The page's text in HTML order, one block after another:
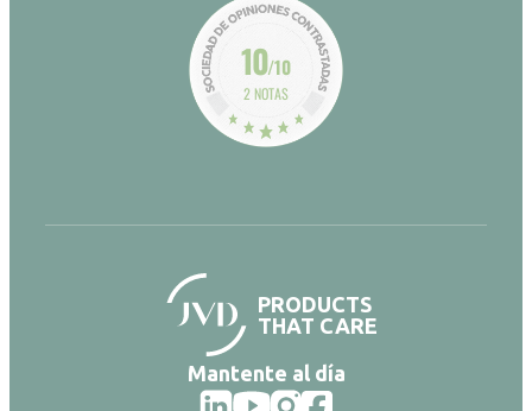
10/10
2 NOTAS
PRODUCTS
THAT CARE
Mantente al día